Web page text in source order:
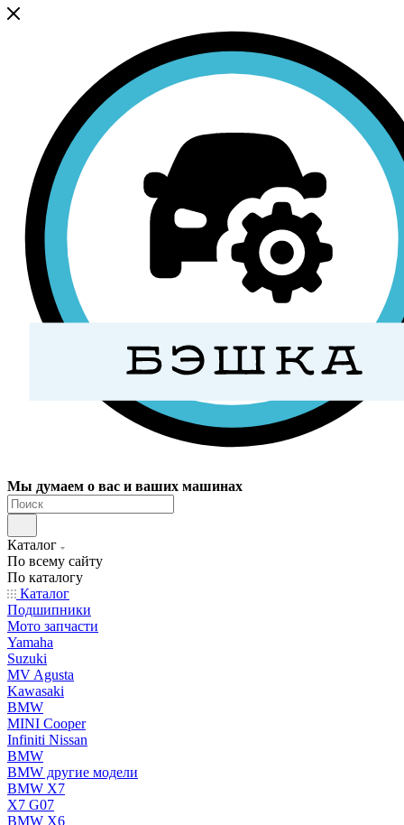
Мы думаем о вас и ваших машинах
Каталог
По всему сайту
По каталогу
Каталог
Подшипники
Мото запчасти
Yamaha
Suzuki
MV Agusta
Kawasaki
BMW
MINI Cooper
Infiniti Nissan
BMW
BMW другие модели
BMW X7
X7 G07
BMW X6